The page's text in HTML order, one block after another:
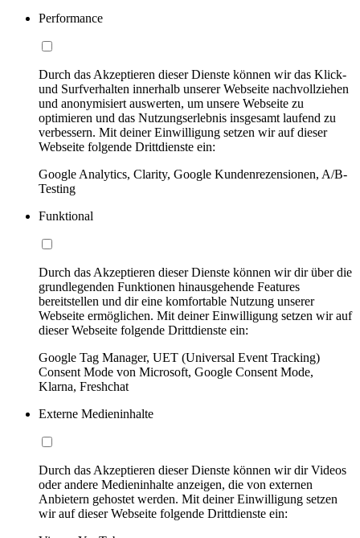
Performance
Durch das Akzeptieren dieser Dienste können wir das Klick-
und Surfverhalten innerhalb unserer Webseite nachvollziehen
und anonymisiert auswerten, um unsere Webseite zu
optimieren und das Nutzungserlebnis insgesamt laufend zu
verbessern. Mit deiner Einwilligung setzen wir auf dieser
Webseite folgende Drittdienste ein:
Google Analytics, Clarity, Google Kundenrezensionen, A/B-
Testing
Funktional
Durch das Akzeptieren dieser Dienste können wir dir über die
grundlegenden Funktionen hinausgehende Features
bereitstellen und dir eine komfortable Nutzung unserer
Webseite ermöglichen. Mit deiner Einwilligung setzen wir auf
dieser Webseite folgende Drittdienste ein:
Google Tag Manager, UET (Universal Event Tracking)
Consent Mode von Microsoft, Google Consent Mode,
Klarna, Freshchat
Externe Medieninhalte
Durch das Akzeptieren dieser Dienste können wir dir Videos
oder andere Medieninhalte anzeigen, die von externen
Anbietern gehostet werden. Mit deiner Einwilligung setzen
wir auf dieser Webseite folgende Drittdienste ein: